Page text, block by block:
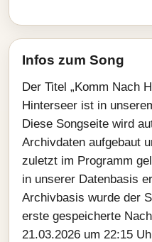
Infos zum Song
Der Titel „Komm Nach
Hinterseer ist in
Diese Songseite wird
Archivdaten aufgebaut
zuletzt im Programm
in unserer Datenbasis
Archivbasis wurde der
erste gespeicherte
21.03.2026 um 22:15